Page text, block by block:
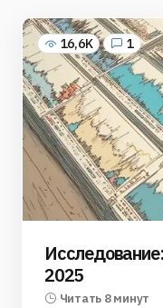
16,6K 1
2025
Читать 8 минут